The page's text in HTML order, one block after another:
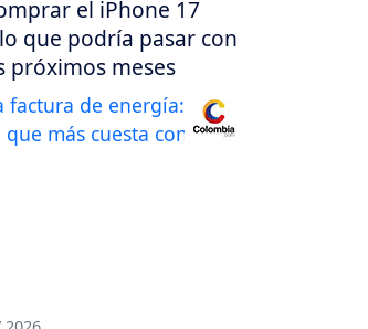
el iPhone 17
que podría pasar con
próximos meses